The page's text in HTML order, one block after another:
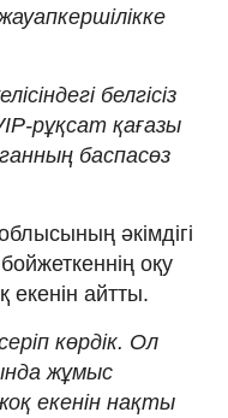
белгісіз
рұқсат қағазы
баспасөз
әкімдігі
оқу
екенін айтты.
көрдік. Ол
жұмыс
екенін нақты